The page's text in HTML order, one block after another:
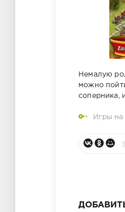
Немалую
можно
соперника,
Игры на